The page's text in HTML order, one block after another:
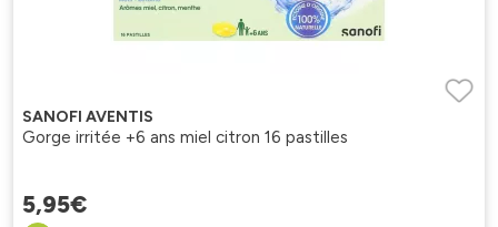
SANOFI AVENTIS
Gorge irritée +6 ans miel citron 16 pastilles
5,95€